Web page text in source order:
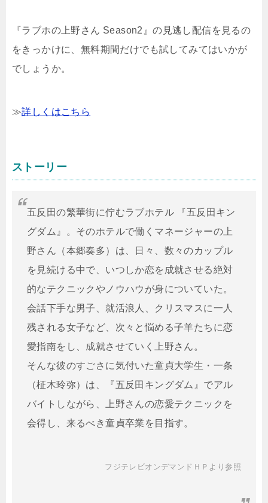
『ラブホの上野さん Season2』の見逃し配信を見るの
をきっかけに、無料期間だけでも試してみてはいかが
でしょうか。
≫詳しくはこちら
ストーリー
五反田の繁華街に佇むラブホテル 『五反田キン
グダム』。そのホテルで働くマネージャーの上
野さん（本郷奏多）は、日々、数々のカップル
を見続ける中で、いつしか恋を成就させる絶対
的なテクニックやノウハウが身についていた。
会話下手な男子、就活浪人、クリスマスに一人
残される女子など、次々と悩める子羊たちに恋
愛指南をし、成就させていく上野さん。
そんな彼のすごさに気付いた童貞大学生・一条
（柾木玲弥）は、『五反田キングダム』でアル
バイトしながら、上野さんの恋愛テクニックを
会得し、来るべき童貞卒業を目指す。
フジテレビオンデマンドＨＰより参照